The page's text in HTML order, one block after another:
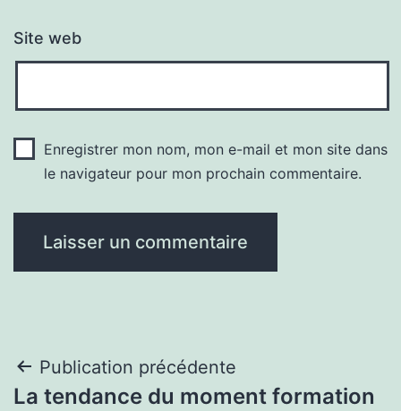
Site web
Enregistrer mon nom, mon e-mail et mon site dans
le navigateur pour mon prochain commentaire.
Navigation
Publication précédente
La tendance du moment formation